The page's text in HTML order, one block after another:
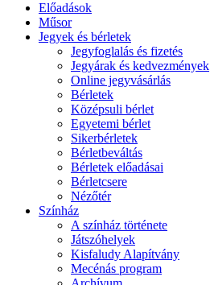
Előadások
Műsor
Jegyek és bérletek
Jegyfoglalás és fizetés
Jegyárak és kedvezmények
Online jegyvásárlás
Bérletek
Középsuli bérlet
Egyetemi bérlet
Sikerbérletek
Bérletbeváltás
Bérletek előadásai
Bérletcsere
Nézőtér
Színház
A színház története
Játszóhelyek
Kisfaludy Alapítvány
Mecénás program